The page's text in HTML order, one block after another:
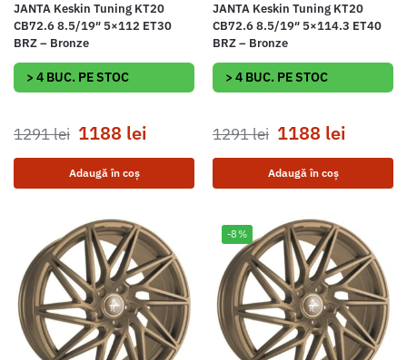
JANTA Keskin Tuning KT20
CB72.6 8.5/19″ 5×112 ET30
BRZ – Bronze
> 4 BUC. PE STOC
1291lei 1188 lei
Adaugă în coș
JANTA Keskin Tuning KT20
CB72.6 8.5/19″ 5×114.3 ET40
BRZ – Bronze
> 4 BUC. PE STOC
1291lei 1188 lei
Adaugă în coș
-8%